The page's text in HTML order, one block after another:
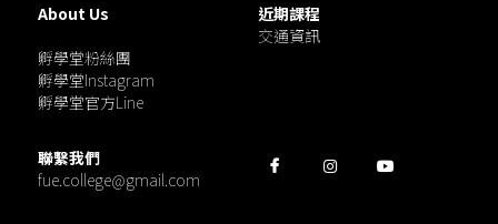
About Us
孵學堂粉絲團
孵學堂Instagram
孵學堂官方Line
近期課程
交通資訊
聯繫我們
fue.college@gmail.com